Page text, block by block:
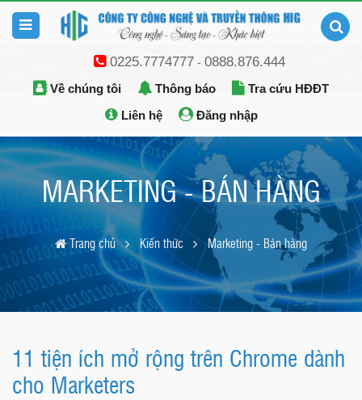
0225.7774777- 0888.876.444
Về chúng tôi Thông báo
Tra cứu HĐĐT
Liên hệ
Đăng nhập
MARKETING - BÁN HÀNG
Trang chủ Kiến thức Marketing - Bán hàng
11 tiện ích mở rộng trên Chrome dành
cho Marketers